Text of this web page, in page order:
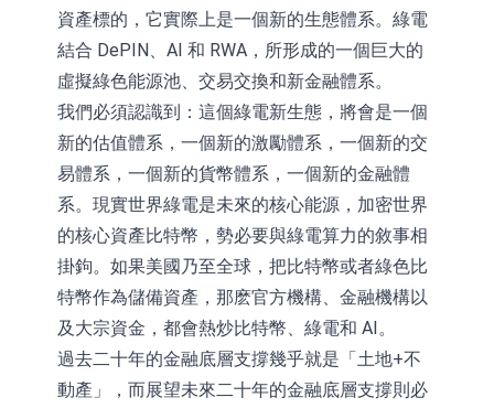
資產標的，它實際上是一個新的生態體系。綠電
結合 DePIN、AI 和 RWA，所形成的一個巨大的
虛擬綠色能源池、交易交換和新金融體系。
我們必須認識到：這個綠電新生態，將會是一個
新的估值體系，一個新的激勵體系，一個新的交
易體系，一個新的貨幣體系，一個新的金融體
系。現實世界綠電是未來的核心能源，加密世界
的核心資產比特幣，勢必要與綠電算力的敘事相
掛鉤。如果美國乃至全球，把比特幣或者綠色比
特幣作為儲備資產，那麽官方機構、金融機構以
及大宗資金，都會熱炒比特幣、綠電和 AI。
過去二十年的金融底層支撐幾乎就是「土地+不
動產」，而展望未來二十年的金融底層支撐則必